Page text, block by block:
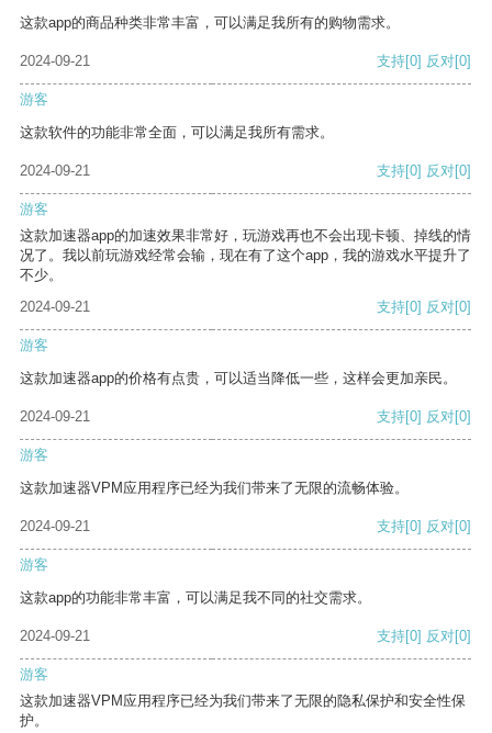
这款app的商品种类非常丰富，可以满足我所有的购物需求。
2024-09-21 支持[0] 反对[0]
游客
这款软件的功能非常全面，可以满足我所有需求。
2024-09-21 支持[0] 反对[0]
游客
这款加速器app的加速效果非常好，玩游戏再也不会出现卡顿、掉线的情
况了。我以前玩游戏经常会输，现在有了这个app，我的游戏水平提升了
不少。
2024-09-21
支持[0] 反对[0]
游客
这款加速器app的价格有点贵，可以适当降低一些，这样会更加亲民。
2024-09-21 支持[0] 反对[0]
游客
这款加速器VPM应用程序已经为我们带来了无限的流畅体验。
2024-09-21 支持[0] 反对[0]
游客
这款app的功能非常丰富，可以满足我不同的社交需求。
2024-09-21 支持[0] 反对[0]
游客
这款加速器VPM应用程序已经为我们带来了无限的隐私保护和安全性保
护。